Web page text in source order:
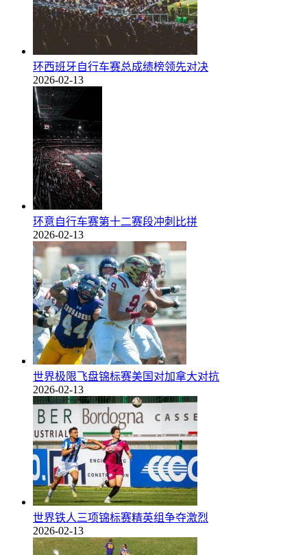
环西班牙自行车赛总成绩榜领先对决
2026-02-13
环意自行车赛第十二赛段冲刺比拼
2026-02-13
世界极限飞盘锦标赛美国对加拿大对抗
2026-02-13
世界铁人三项锦标赛精英组争夺激烈
2026-02-13